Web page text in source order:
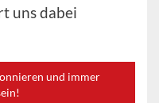
uns dabei
und immer